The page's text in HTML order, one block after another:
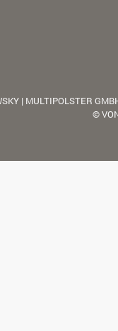
| MULTIPOLSTER
©